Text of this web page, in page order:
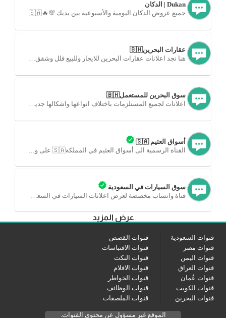
Dukan | الدكان
جميع عروض الدكان اليومية والأسبوعية بين يديك 💯🔥🇸🇦
عقارات البحرين🇧🇭
هنا تجد اعلانات عقارات البحرين للايجار وللبيع فلل وشقق وبيوت.
سوق البحرين للمستعمل🇧🇭
اعلانات لجميع المستلزمات باختلاف انواعها واشكالها جديد أو مستخدم.
أسواق العثيم 🇸🇦
سوق السيارات في السعودية
عرض المزيد
قنوات السعودية
قنوات مصر
قنوات اليمن
قنوات العراق
قنوات عُمان
قنوات الكويت
قنوات البحرين
قنوات القصص
قنوات الاقتباسات
قنوات النكت
قنوات الافلام
قنوات الخواطر
قنوات الوظائف
قنوات الملصقات
الموقع غير مسؤول عن محتوى القنوات.